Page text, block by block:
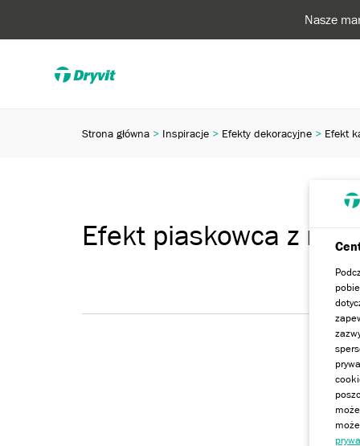
Nasze
Efekt piaskowca z miką
Strona główna Inspiracje Efekty dekoracyjne Efekt